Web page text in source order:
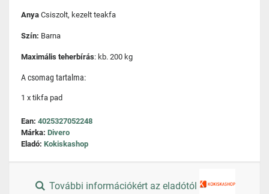
Anya Csiszolt, kezelt teakfa
Szín: Barna
Maximális teherbírás: kb. 200 kg
A csomag tartalma:
1 x tikfa pad
Ean: 4025327052248
Márka: Divero
Eladó: Kokiskashop
További információkért az eladótól